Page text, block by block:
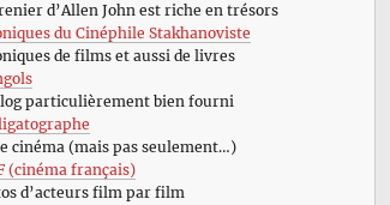
d’Allen John est riche en trésors
du Cinéphile Stakhanoviste
de films et aussi de livres
particulièrement bien fourni
cinéma (mais pas seulement…)
(cinéma français)
d’acteurs film par film